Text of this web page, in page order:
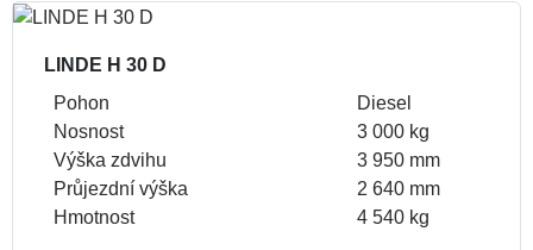
LINDE H 30 D
Pohon
Diesel
Nosnost
3 000 kg
Výška zdvihu
3 950 mm
Průjezdní výška
2 640 mm
Hmotnost
4 540 kg